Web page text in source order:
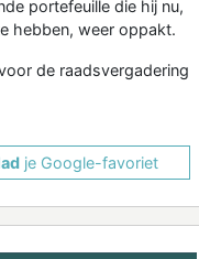
portefeuille die hij nu,
hebben, weer oppakt.
de raadsvergadering
je Google-favoriet